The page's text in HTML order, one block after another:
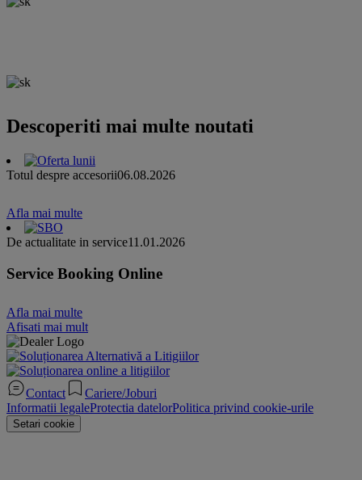
Descoperiti mai multe noutati
Totul despre accesorii06.08.2026
Afla mai multe
De actualitate in service11.01.2026
Service Booking Online
Afla mai multe
Afisati mai mult
Contact
Cariere/Joburi
Informatii legaleProtectia datelorPolitica privind cookie-urile
Setari cookie